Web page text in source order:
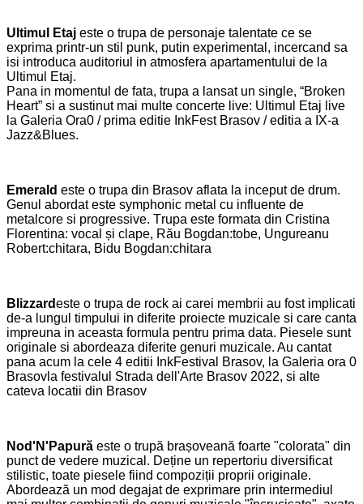
Ultimul Etaj este o trupa de personaje talentate ce se
exprima printr-un stil punk, putin experimental, incercand sa
isi introduca auditoriul in atmosfera apartamentului de la
Ultimul Etaj.
Pana in momentul de fata, trupa a lansat un single, “Broken
Heart” si a sustinut mai multe concerte live: Ultimul Etaj live
la Galeria Ora0 / prima editie InkFest Brasov / editia a IX-a
Jazz&Blues.
Emerald este o trupa din Brasov aflata la inceput de drum.
Genul abordat este symphonic metal cu influente de
metalcore si progressive. Trupa este formata din Cristina
Florentina: vocal și clape, Rău Bogdan:tobe, Ungureanu
Robert:chitara, Bidu Bogdan:chitara
Blizzardeste o trupa de rock ai carei membrii au fost implicati
de-a lungul timpului in diferite proiecte muzicale si care canta
impreuna in aceasta formula pentru prima data. Piesele sunt
originale si abordeaza diferite genuri muzicale. Au cantat
pana acum la cele 4 editii InkFestival Brasov, la Galeria ora 0
Brasovla festivalul Strada dell'Arte Brasov 2022, si alte
cateva locatii din Brasov
Nod'N'Papură este o trupă brașoveană foarte "colorata" din
punct de vedere muzical. Deține un repertoriu diversificat
stilistic, toate piesele fiind compoziții proprii originale.
Abordează un mod degajat de exprimare prin intermediul